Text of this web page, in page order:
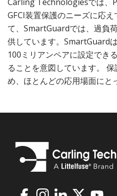
GFCI装置保護のニーズに応
て、SmartGuardでは、過負
供しています。SmartGuard
100ミリアンペアに設定できる
ることを意図しています。
め、ほとんどの応用場面にと